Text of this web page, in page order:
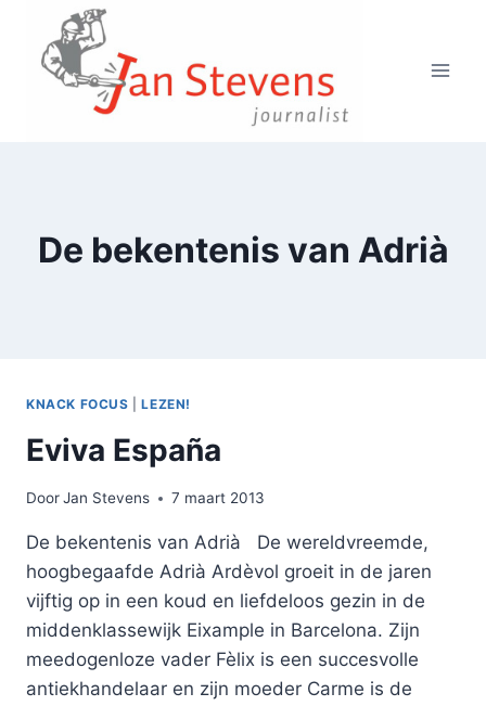
Doorgaan
inhoud
De bekentenis van Adrià
KNACK FOCUS |LEZEN!
Eviva España
DoorJan Stevens 7 maart 2013
De bekentenis van Adrià De wereldvreemde,
hoogbegaafde Adrià Ardèvol groeit in de jaren
vijftig op in een koud en liefdeloos gezin in de
middenklassewijk Eixample in Barcelona. Zijn
meedogenloze vader Fèlix is een succesvolle
antiekhandelaar en zijn moeder Carme is de